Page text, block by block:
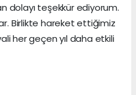
dolayı teşekkür ediyorum.
Birlikte hareket ettiğimiz
her geçen yıl daha etkili